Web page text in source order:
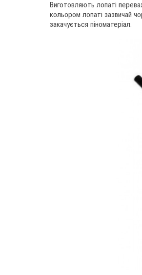
Виготовляють лопаті
кольором лопаті зазвичай
закачується піноматеріал.